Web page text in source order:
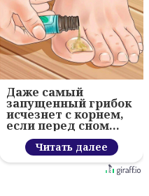
Даже самый
запущенный грибок
исчезнет с корнем,
если перед сном…
Читать далее